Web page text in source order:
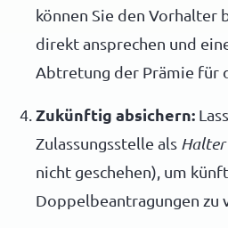
können Sie den Vorhalter
direkt ansprechen und
Abtretung der Prämie für
Zukünftig absichern:
Zulassungsstelle als Halter
nicht geschehen), um
Doppelbeantragungen zu